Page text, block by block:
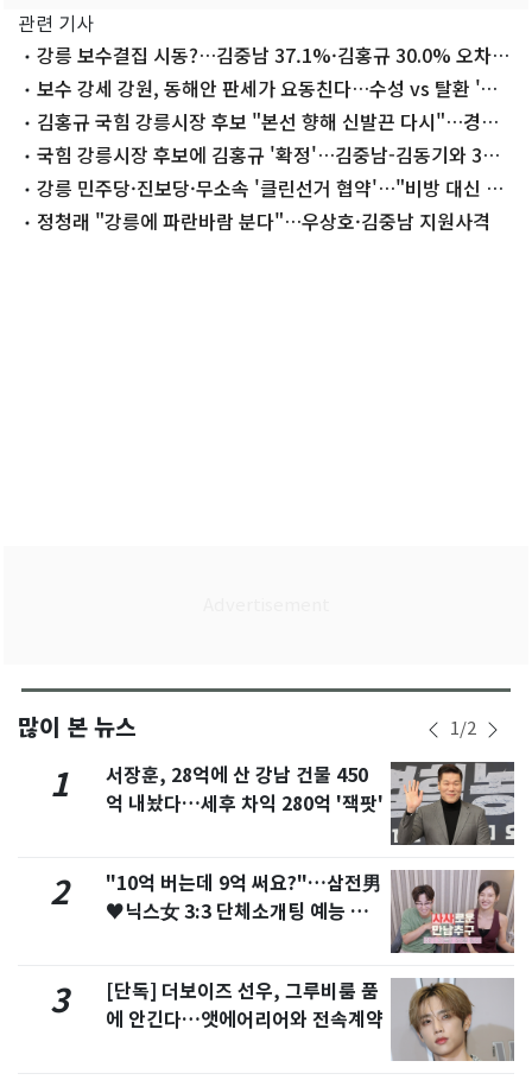
관련 기사
강릉 보수결집 시동?…김중남 37.1%·김홍규 30.0% 오차범
위 내 '접전'
보수 강세 강원, 동해안 판세가 요동친다…수성 vs 탈환 '진
검승부'
김홍규 국힘 강릉시장 후보 "본선 향해 신발끈 다시"…경선
승리 소감
국힘 강릉시장 후보에 김홍규 '확정'…김중남-김동기와 3자
대결강릉 민주당·진보당·무소속 '클린선거 협약'…"비방 대신 정
책 경쟁"
정청래 "강릉에 파란바람 분다"…우상호·김중남 지원사격
많이 본 뉴스 1/2
1
서장훈, 28억에 산 강남 건물 450
억 내놨다…세후 차익 280억 '잭팟'
2
"10억 버는데 9억 써요?"…삼전男
♥닉스女 3:3 단체소개팅 예능 화
3
[단독] 더보이즈 선우, 그루비룸 품
에 안긴다…앳에어리어와 전속계약